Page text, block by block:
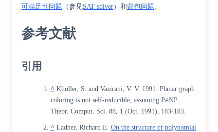
可满足性问题 （参见SAT solver）和背包问题。
参考文献
引用
^ Khuller, S. and Vazirani, V. V. 1991. Planar graph
coloring is not self-reducible, assuming P≠NP .
Theor. Comput. Sci. 88, 1 (Oct. 1991), 183-183.
^ Ladner, Richard E. On the structure of polynomial